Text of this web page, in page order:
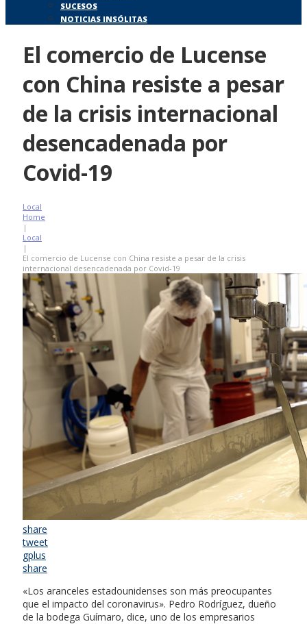
SUCESOS
NOTICIAS INSÓLITAS
El comercio de Lucense
con China resiste a pesar
de la crisis internacional
desencadenada por
Covid-19
Local
Home
|
Local
|
El comercio de Lucense con China resiste a pesar de la crisis
internacional desencadenada por Covid-19
share
tweet
gplus
share
«Los aranceles estadounidenses son más preocupantes
que el impacto del coronavirus». Pedro Rodríguez, dueño
de la bodega Guímaro, dice, uno de los empresarios